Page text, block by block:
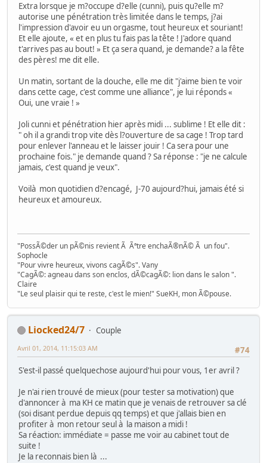
Extra lorsque je m?occupe d?elle (cunni), puis qu?elle m?
autorise une pénétration très limitée dans le temps, j?ai
l'impression d'avoir eu un orgasme, tout heureux et souriant!
Et elle ajoute, « et en plus tu fais pas la tête ! J'adore quand
t'arrives pas au bout! » Et ça sera quand, je demande? a la fête
des pères! me dit elle.
Un matin, sortant de la douche, elle me dit "j'aime bien te voir
dans cette cage, c'est comme une alliance", je lui réponds «
Oui, une vraie ! »
Joli cunni et pénétration hier après midi ... sublime ! Et elle dit :
" oh il a grandi trop vite dès l?ouverture de sa cage ! Trop tard
pour enlever l'anneau et le laisser jouir ! Ca sera pour une
prochaine fois." je demande quand ? Sa réponse : "je ne calcule
jamais, c'est quand je veux".
Voilà mon quotidien d?encagé, J-70 aujourd?hui, jamais été si
heureux et amoureux.
"PossÃ©der un pÃ©nis revient Ã Ãªtre enchaÃ®nÃ© Ã un fou".
Sophocle
"Pour vivre heureux, vivons cagÃ©s". Vany
"CagÃ©: agneau dans son enclos, dÃ©cagÃ©: lion dans le salon ".
Claire
"Le seul plaisir qui te reste, c'est le mien!" SueKH, mon Ã©pouse.
Liocked24/7
Couple
#74
Avril 01, 2014, 11:15:03 AM
S'est-il passé quelquechose aujourd'hui pour vous, 1er avril ?
Je n'ai rien trouvé de mieux (pour tester sa motivation) que
d'annoncer à ma KH ce matin que je venais de retrouver sa clé
(soi disant perdue depuis qq temps) et que j'allais bien en
profiter à mon retour seul à la maison a midi !
Sa réaction: immédiate = passe me voir au cabinet tout de
suite !
Je la reconnais bien là ...